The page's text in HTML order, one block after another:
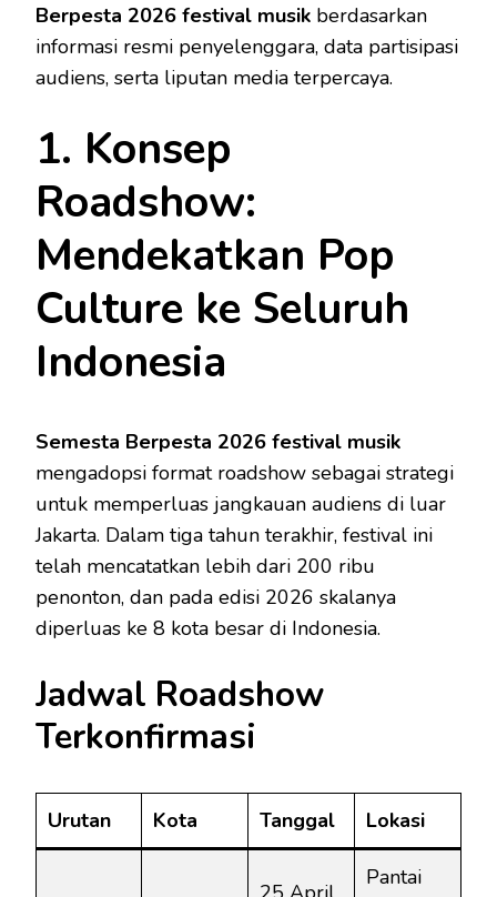
Berpesta 2026 festival musik berdasarkan
informasi resmi penyelenggara, data partisipasi
audiens, serta liputan media terpercaya.
1. Konsep
Roadshow:
Mendekatkan Pop
Culture ke Seluruh
Indonesia
Semesta Berpesta 2026 festival musik
mengadopsi format roadshow sebagai strategi
untuk memperluas jangkauan audiens di luar
Jakarta. Dalam tiga tahun terakhir, festival ini
telah mencatatkan lebih dari 200 ribu
penonton, dan pada edisi 2026 skalanya
diperluas ke 8 kota besar di Indonesia.
Jadwal Roadshow
Terkonfirmasi
Urutan Kota Tanggal Lokasi
Pantai